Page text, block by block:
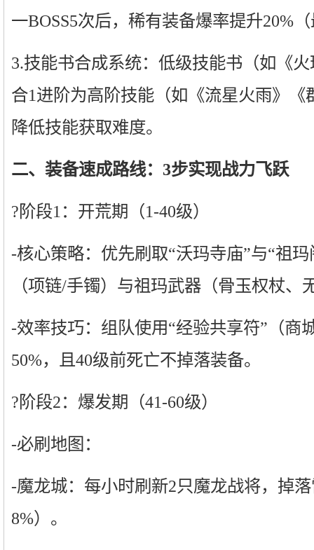
一BOSS5次后，稀有装备爆率提升20%
3.技能书合成系统：低级技能书（如《
合1进阶为高阶技能（如《流星火雨》《
降低技能获取难度。
二、装备速成路线：3步实现战力飞跃
?阶段1：开荒期（1-40级）
-核心策略：优先刷取“沃玛寺庙”与“祖
（项链/手镯）与祖玛武器（骨玉权杖、
-效率技巧：组队使用“经验共享符”（商
50%，且40级前死亡不掉落装备。
?阶段2：爆发期（41-60级）
-必刷地图：
-魔龙城：每小时刷新2只魔龙战将，掉
8%）。